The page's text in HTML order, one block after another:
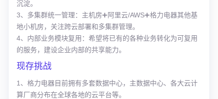
沉淀。
3、多集群统一管理：主机房➕阿里云/AWS➕格力电器其他基
地小机房，关注跨云部署和多集群管理。
4、内部业务模块复用：希望将已有的各种业务转化为可复用
的服务，建设企业内部的共享能力。
现存挑战
1、格力电器目前拥有多套数据中心，主数据中心、各大云计
算厂商分布在全球各地的云平台等。